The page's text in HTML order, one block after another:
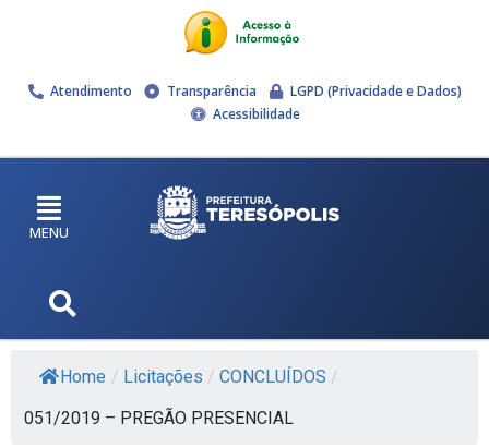
Atendimento Transparência
LGPD (Privacidade e Dados)
Acessibilidade
MENU
Home / Licitações / CONCLUÍDOS /
051/2019 – PREGÃO PRESENCIAL